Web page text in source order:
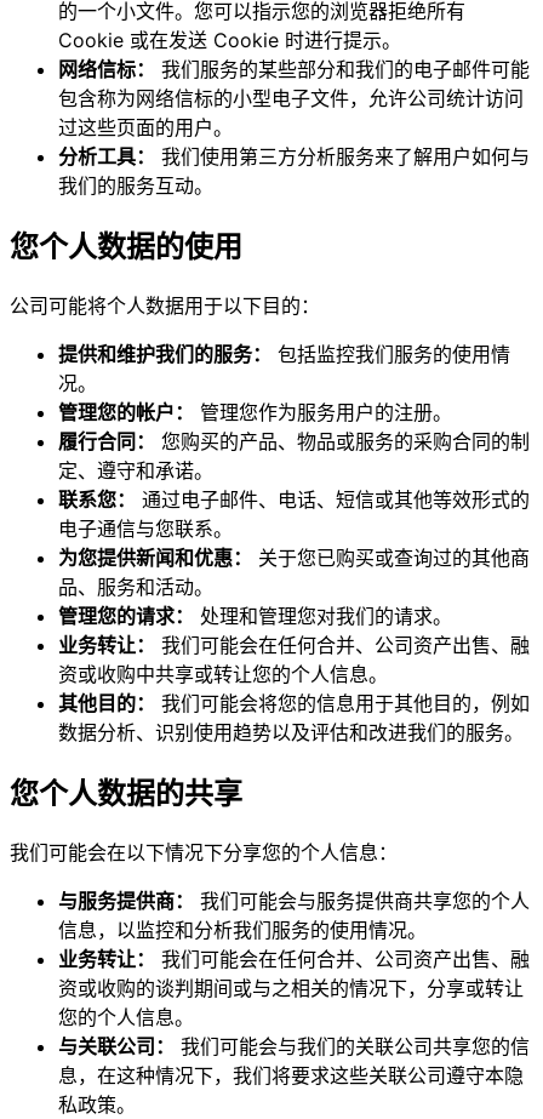
的一个小文件。您可以指示您的浏览器拒绝所有
Cookie 或在发送 Cookie 时进行提示。
网络信标：
我们服务的某些部分和我们的电子邮件可能
包含称为网络信标的小型电子文件，允许公司统计访问
过这些页面的用户。
分析工具：
我们使用第三方分析服务来了解用户如何与
我们的服务互动。
您个人数据的使用
公司可能将个人数据用于以下目的：
提供和维护我们的服务：
包括监控我们服务的使用情
况。
管理您的帐户：
管理您作为服务用户的注册。
履行合同：
您购买的产品、物品或服务的采购合同的制
定、遵守和承诺。
联系您：
通过电子邮件、电话、短信或其他等效形式的
电子通信与您联系。
为您提供新闻和优惠：
关于您已购买或查询过的其他商
品、服务和活动。
管理您的请求：
处理和管理您对我们的请求。
业务转让：
我们可能会在任何合并、公司资产出售、融
资或收购中共享或转让您的个人信息。
其他目的：
我们可能会将您的信息用于其他目的，例如
数据分析、识别使用趋势以及评估和改进我们的服务。
您个人数据的共享
我们可能会在以下情况下分享您的个人信息：
与服务提供商：
我们可能会与服务提供商共享您的个人
信息，以监控和分析我们服务的使用情况。
业务转让：
我们可能会在任何合并、公司资产出售、融
资或收购的谈判期间或与之相关的情况下，分享或转让
您的个人信息。
与关联公司：
我们可能会与我们的关联公司共享您的信
息，在这种情况下，我们将要求这些关联公司遵守本隐
私政策。